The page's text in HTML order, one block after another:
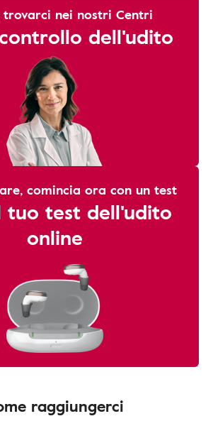
nei nostri Centri
dell'udito
comincia ora con un test
tuo test dell'udito
online
raggiungerci